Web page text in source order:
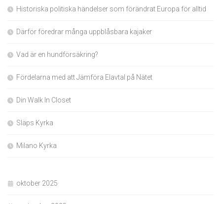
Historiska politiska händelser som förändrat Europa för alltid
Därför föredrar många uppblåsbara kajaker
Vad är en hundförsäkring?
Fördelarna med att Jämföra Elavtal på Nätet
Din Walk In Closet
Släps Kyrka
Milano Kyrka
oktober 2025